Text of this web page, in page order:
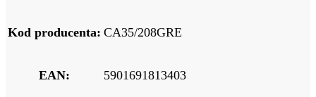
Kod producenta: CA35/208GRE
EAN: 5901691813403